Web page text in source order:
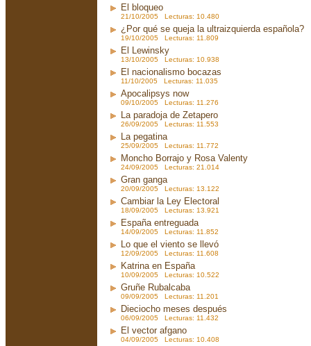
El bloqueo
21/10/2005 Lecturas: 10.480
¿Por qué se queja la ultraizquierda española?
19/10/2005 Lecturas: 11.809
El Lewinsky
13/10/2005 Lecturas: 10.938
El nacionalismo bocazas
11/10/2005 Lecturas: 11.035
Apocalipsys now
09/10/2005 Lecturas: 11.276
La paradoja de Zetapero
26/09/2005 Lecturas: 11.553
La pegatina
25/09/2005 Lecturas: 11.772
Moncho Borrajo y Rosa Valenty
24/09/2005 Lecturas: 21.014
Gran ganga
20/09/2005 Lecturas: 13.122
Cambiar la Ley Electoral
18/09/2005 Lecturas: 13.921
España entreguada
14/09/2005 Lecturas: 11.852
Lo que el viento se llevó
12/09/2005 Lecturas: 11.608
Katrina en España
10/09/2005 Lecturas: 10.522
Gruñe Rubalcaba
09/09/2005 Lecturas: 11.201
Dieciocho meses después
06/09/2005 Lecturas: 11.432
El vector afgano
04/09/2005 Lecturas: 10.408